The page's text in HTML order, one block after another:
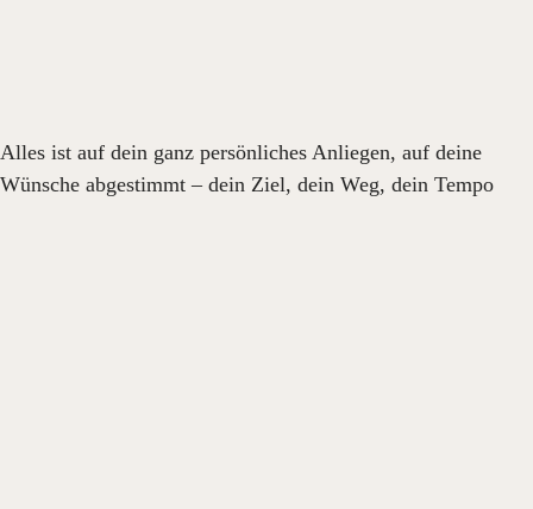
Alles ist auf dein ganz persönliches Anliegen, auf deine
Wünsche abgestimmt – dein Ziel, dein Weg, dein Tempo